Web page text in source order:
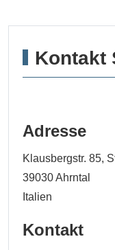
Kontakt
Adresse
Klausbergstr. 85,
39030Ahrntal
Italien
Kontakt